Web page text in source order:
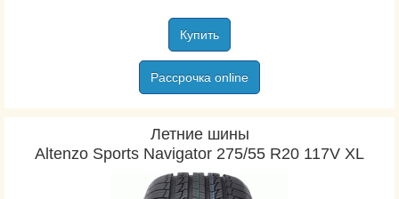
Compasal
Continental
Contyre
Cooper
CST
Davanti
Dayton
Купить
Рассрочка online
Летние шины
Altenzo Sports Navigator 275/55 R20 117V XL